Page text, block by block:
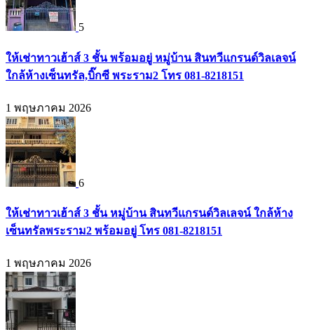
5
ให้เช่าทาวเฮ้าส์ 3 ชั้น พร้อมอยู่ หมู่บ้าน สินทวีแกรนด์วิลเลจน์
ใกล้ห้างเซ็นทรัล,บิ๊กซี พระราม2 โทร 081-8218151
1 พฤษภาคม 2026
6
ให้เช่าทาวเฮ้าส์ 3 ชั้น หมู่บ้าน สินทวีแกรนด์วิลเลจน์ ใกล้ห้าง
เซ็นทรัลพระราม2 พร้อมอยู่ โทร 081-8218151
1 พฤษภาคม 2026